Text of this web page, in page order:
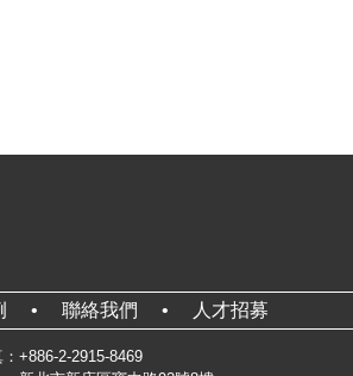
聯絡我們 人才招募
+886-2-2915-8469